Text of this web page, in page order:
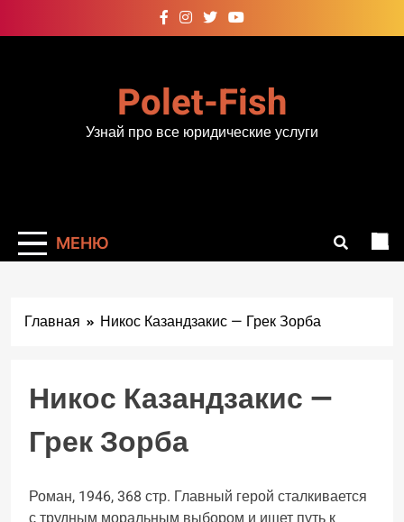
к
Polet-Fish
Узнай про все юридические услуги
МЕНЮ
Главная Никос Казандзакис — Грек Зорба
Никос Казандзакис —
Грек Зорба
Роман, 1946, 368 стр. Главный герой сталкивается